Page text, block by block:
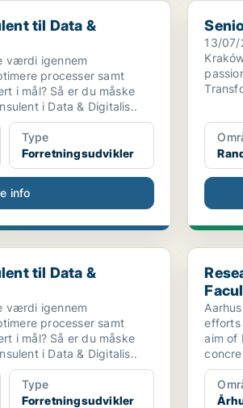
& Digitalisering
til Data &
værdi igennem
processer samt
i mål? Så er du måske
i Data & Digitalis..
Type
Forretningsudvikler
info
Senior
13/07/
& Digitalisering
til Data &
værdi igennem
processer samt
i mål? Så er du måske
i Data & Digitalis..
Type
Forretningsudvikler
efforts
aim of